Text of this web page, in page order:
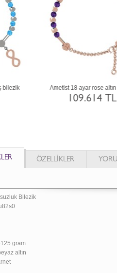
altın bilezik
TL
Pembe kuvars 18
ÖZELLİKLER
Bilezik
gram
altın